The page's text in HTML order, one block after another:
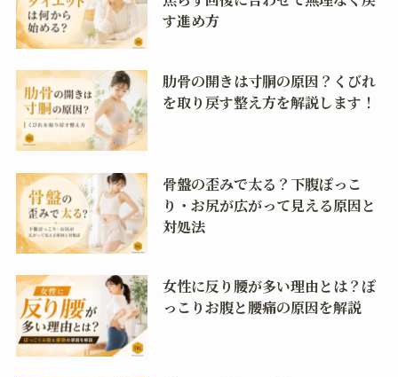
す進め方
肋骨の開きは寸胴の原因？くびれ
を取り戻す整え方を解説します！
骨盤の歪みで太る？下腹ぽっこ
り・お尻が広がって見える原因と
対処法
女性に反り腰が多い理由とは？ぽ
っこりお腹と腰痛の原因を解説